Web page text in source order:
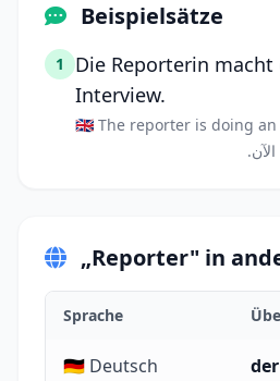
Beispielsätze
1
Die Reporterin macht
Interview.
🇬🇧 The reporter is doing
„Reporter" in
Sprache
🇩🇪 Deutsch